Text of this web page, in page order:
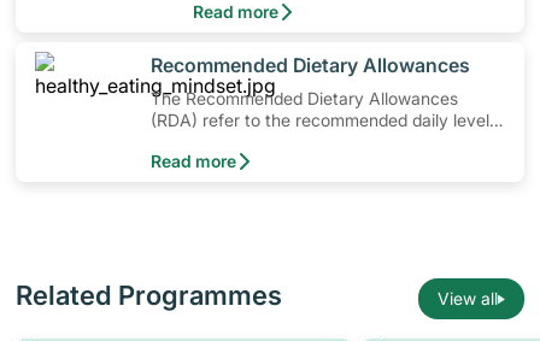
Choice Symbol
Read more
​Recommended Dietary Allowances
The Recommended Dietary Allowances
(RDA) refer to the recommended daily levels
healthy individuals in a particular age and
Read more
Related Programmes View all